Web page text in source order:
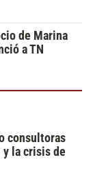
de Marina
a TN
consultoras
la crisis de